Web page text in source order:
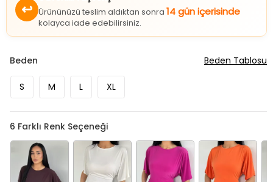
kolayca iade edebilirsiniz.
S